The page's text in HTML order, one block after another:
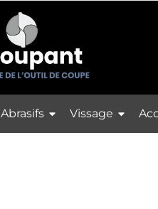
Abrasifs Vissage